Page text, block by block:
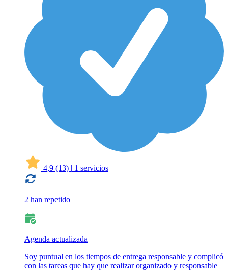
4,9 (13) | 1 servicios
2 han repetido
Agenda actualizada
Soy puntual en los tiempos de entrega responsable y complicó
con las tareas que hay que realizar organizado y responsable